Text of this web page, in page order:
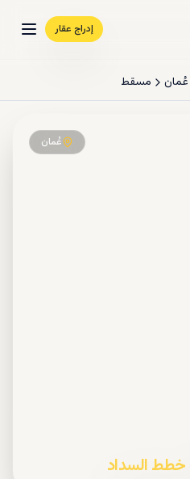
إدراج عقار
عُمان مسقط
عُمان